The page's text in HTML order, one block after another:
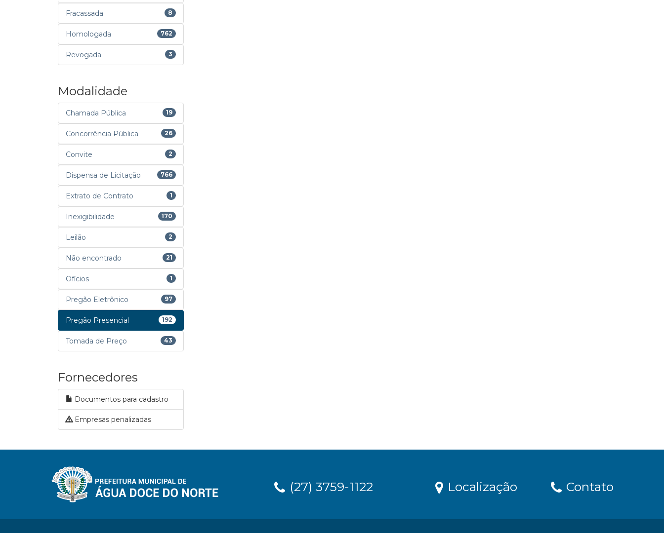
Fracassada 8
Homologada 762
Revogada 3
Modalidade
Chamada Pública 19
Concorrência Pública 26
Convite 2
Dispensa de Licitação 766
Extrato de Contrato 1
Inexigibilidade 170
Leilão 2
Não encontrado 21
Ofícios 1
Pregão Eletrônico 97
Pregão Presencial 192
Tomada de Preço 43
Fornecedores
Documentos para cadastro
Empresas penalizadas
(27) 3759-1122 Localização Contato